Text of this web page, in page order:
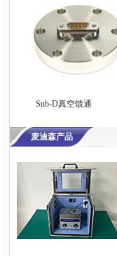
Sub-D真空馈通
麦迪森产品